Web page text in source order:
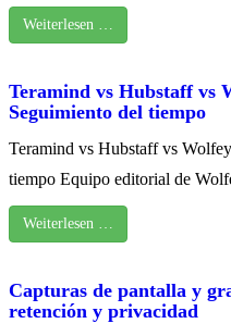
Weiterlesen …
Teramind vs Hubstaff vs
Seguimiento del tiempo
Teramind vs Hubstaff vs
tiempo Equipo editorial de
Weiterlesen …
Capturas de pantalla y
retención y privacidad